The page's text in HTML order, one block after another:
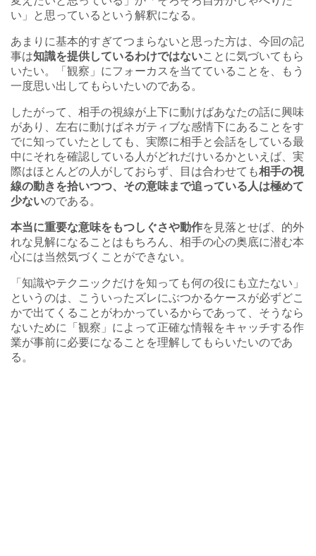
い」と思っているという解釈になる。
あまりに基本的すぎてつまらないと思った方は、今回の記
事は知識を提供しているわけではないことに気づいてもら
いたい。「観察」にフォーカスを当てていることを、もう
一度思い出してもらいたいのである。
したがって、相手の視線が上下に動けばあなたの話に興味
があり、左右に動けばネガティブな感情下にあることをす
でに知っていたとしても、実際に相手と会話をしている最
中にそれを確認している人がどれだけいるかといえば、実
際はほとんどの人がしておらず、目は合わせても相手の視
線の動きを拾いつつ、その意味まで追っている人は極めて
少ないのである。
本当に重要な意味をもつしぐさや動作を見落とせば、的外
れな見解になることはもちろん、相手の心の奥底に潜む本
心には当然気づくことができない。
「知識やテクニックだけを知っても何の役にも立たない」
というのは、こういったズレにぶつかるケースが必ずどこ
かで出てくることがわかっているからであって、そうなら
ないために「観察」によって正確な情報をキャッチする作
業が事前に必要になることを理解してもらいたいのであ
る。